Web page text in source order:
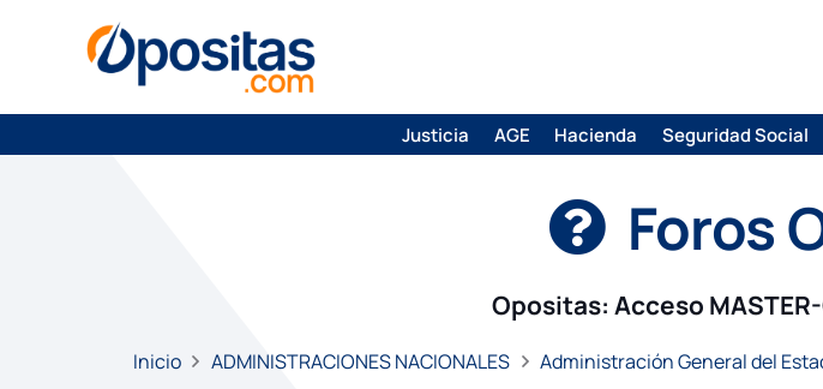
Justicia AGE Hacienda Seguridad Social
Foros
Opositas: Acceso
Inicio ADMINISTRACIONES NACIONALES Administración General del